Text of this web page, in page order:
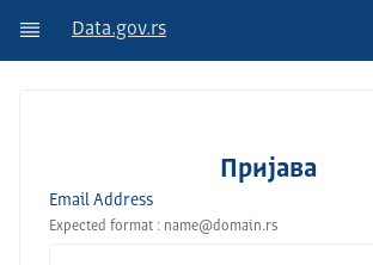
Data.gov.rs
Пријава
Email Address
Expected format : name@domain.rs